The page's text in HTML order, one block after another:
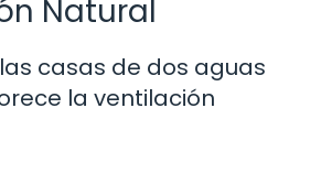
Natural
casas de dos aguas
la ventilación